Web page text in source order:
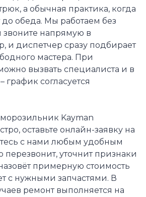
а обычная практика, когда
до обеда. Мы работаем без
напрямую в
и диспетчер сразу подбирает
мастера. При
вызвать специалиста и в
график согласуется
Kayman
оставьте онлайн-заявку на
с нами любым удобным
перезвонит, уточнит признаки
примерную стоимость
с нужными запчастями. В
ремонт выполняется на